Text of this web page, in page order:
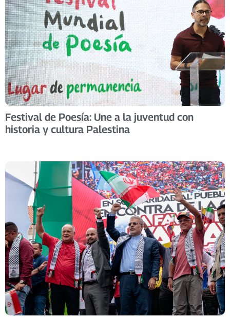
Festival de Poesía: Une a la juventud con
historia y cultura Palestina